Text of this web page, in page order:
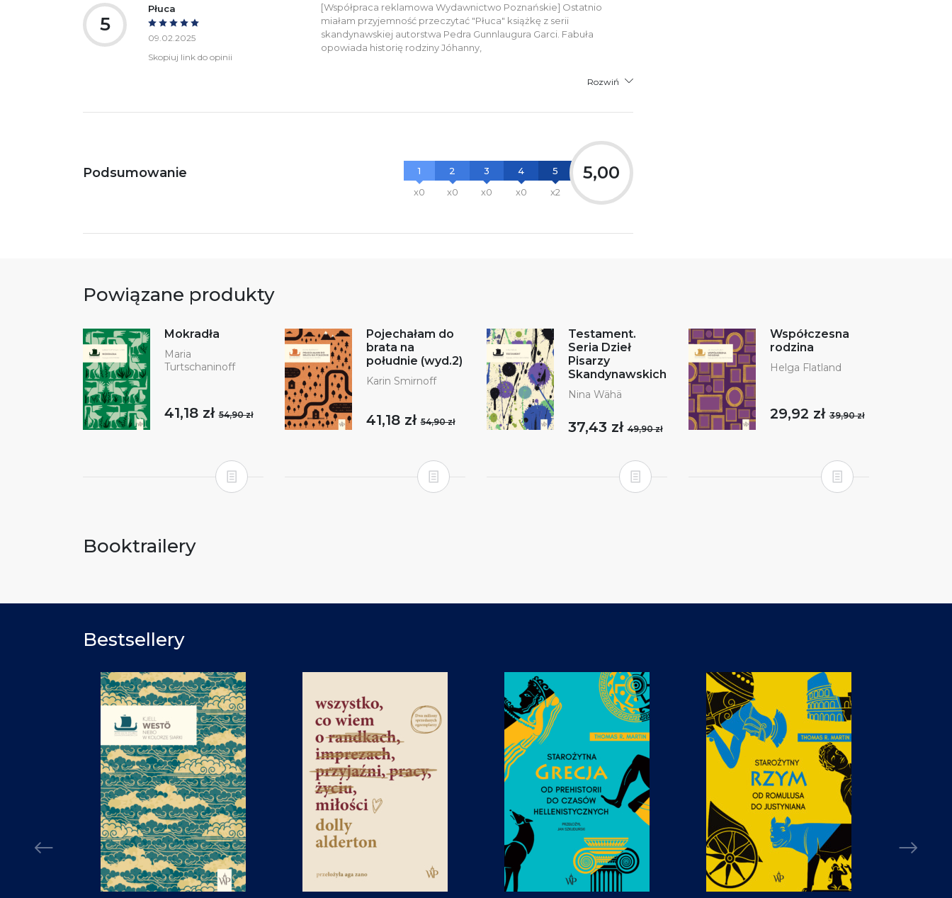
5
Płuca
09.02.2025
Skopiuj link do opinii
[Współpraca reklamowa Wydawnictwo Poznańskie] Ostatnio
miałam przyjemność przeczytać "Płuca" książkę z serii
skandynawskiej autorstwa Pedra Gunnlaugura Garci. Fabuła
opowiada historię rodziny Jóhanny,
Rozwiń
Podsumowanie
1
x0
2
x0
3
x0
4
x0
5
x2
5,00
Powiązane produkty
Mokradła
Maria
Turtschaninoff
41,18 zł54,90 zł
Pojechałam do
brata na
południe (wyd.2)
Karin Smirnoff
41,18 zł54,90 zł
Testament.
Seria Dzieł
Pisarzy
Skandynawskich
Nina Wähä
37,43 zł49,90 zł
Współczesna
rodzina
Helga Flatland
29,92 zł39,90 zł
Booktrailery
Bestsellery